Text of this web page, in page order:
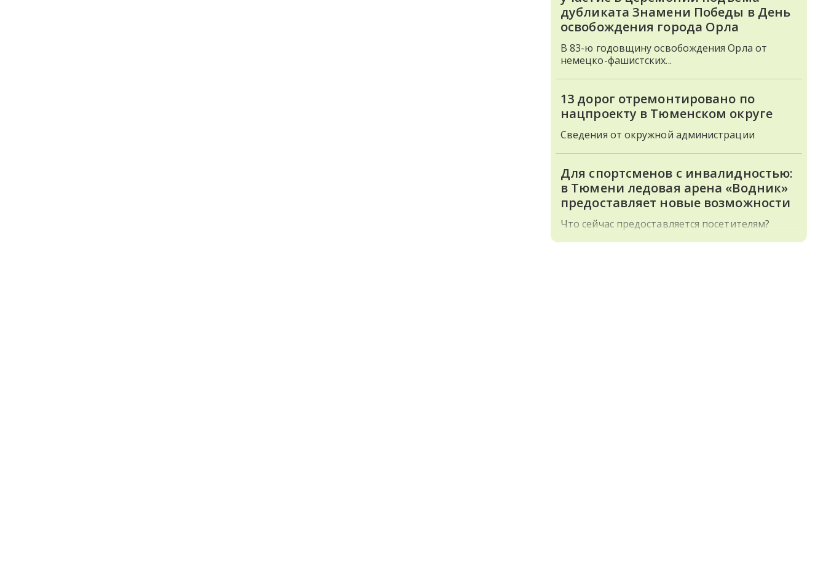
дубликата Знамени Победы в День
освобождения города Орла
В 83-ю годовщину освобождения Орла от
немецко-фашистских...
13 дорог отремонтировано по
нацпроекту в Тюменском округе
Сведения от окружной администрации
Для спортсменов с инвалидностью:
в Тюмени ледовая арена «Водник»
предоставляет новые возможности
Что сейчас предоставляется посетителям?